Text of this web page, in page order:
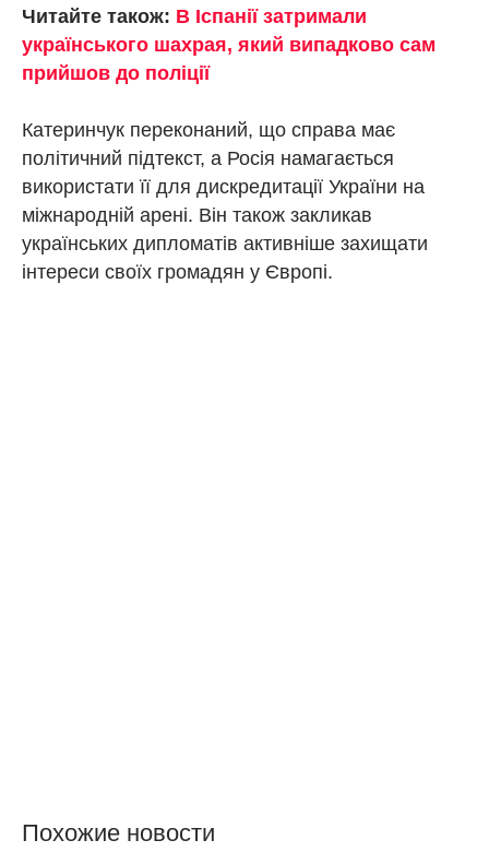
Читайте також: В Іспанії затримали
українського шахрая, який випадково сам
прийшов до поліції
Катеринчук переконаний, що справа має
політичний підтекст, а Росія намагається
використати її для дискредитації України на
міжнародній арені. Він також закликав
українських дипломатів активніше захищати
інтереси своїх громадян у Європі.
Похожие новости